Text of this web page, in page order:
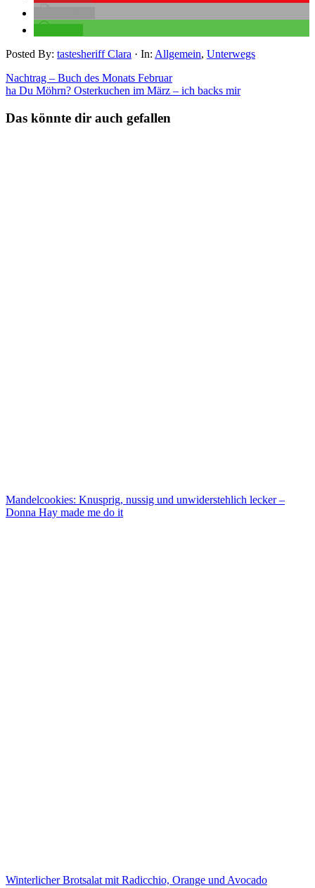
Posted By: tastesheriff Clara · In: Allgemein, Unterwegs
Nachtrag – Buch des Monats Februar
ha Du Möhrn? Osterkuchen im März – ich backs mir
Das könnte dir auch gefallen
Mandelcookies: Knusprig, nussig und unwiderstehlich lecker –
Donna Hay made me do it
Winterlicher Brotsalat mit Radicchio, Orange und Avocado